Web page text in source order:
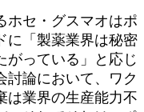
セ・グスマオはポ
に「製薬業界は秘密
がっている」と応じ
討論において、ワク
は業界の生産能力不